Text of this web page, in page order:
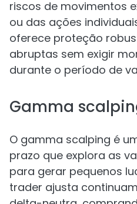
riscos de movimentos
ou das ações
oferece proteção
abruptas sem exigir
durante o período de
Gamma
O gamma scalping é
prazo que explora as
para gerar pequenos
trader ajusta